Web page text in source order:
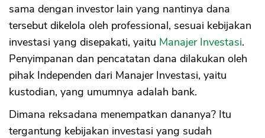
sama dengan investor lain yang nantinya dana
tersebut dikelola oleh professional, sesuai kebijakan
investasi yang disepakati, yaitu Manajer Investasi.
Penyimpanan dan pencatatan dana dilakukan oleh
pihak Independen dari Manajer Investasi, yaitu
kustodian, yang umumnya adalah bank.
Dimana reksadana menempatkan dananya? Itu
tergantung kebijakan investasi yang sudah